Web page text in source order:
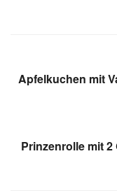
Apfelkuchen mit
Prinzenrolle mit